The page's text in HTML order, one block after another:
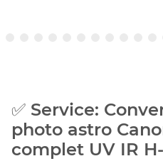
✅ Service:
photo astro
complet UV IR